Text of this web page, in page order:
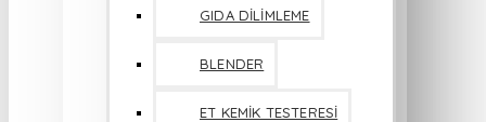
GIDA DİLİMLEME
BLENDER
ET KEMİK TESTERESİ